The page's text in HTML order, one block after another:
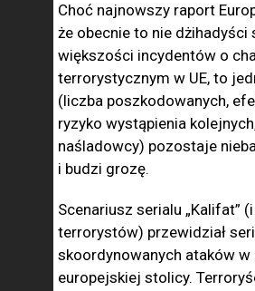
Choć najnowszy raport
że obecnie to nie dżihadyści
większości incydentów o
terrorystycznym w UE, to
(liczba poszkodowanych,
ryzyko wystąpienia
naśladowcy) pozostaje
i budzi grozę.
Scenariusz serialu „Kalifat”
terrorystów) przewidział
skoordynowanych ataków w
europejskiej stolicy.